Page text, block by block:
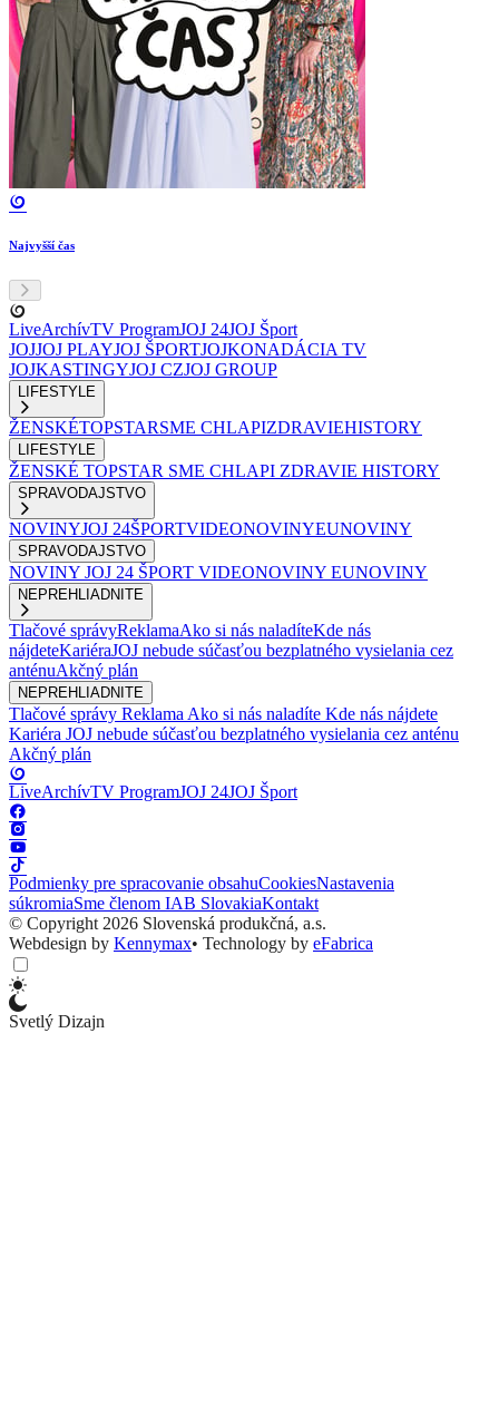
Najvyšší čas
LiveArchívTV ProgramJOJ 24JOJ Šport
JOJJOJ PLAYJOJ ŠPORTJOJKONADÁCIA TV
JOJKASTINGYJOJ CZJOJ GROUP
LIFESTYLE
ŽENSKÉTOPSTARSME CHLAPIZDRAVIEHISTORY
LIFESTYLE
ŽENSKÉ TOPSTAR SME CHLAPI ZDRAVIE HISTORY
SPRAVODAJSTVO
NOVINYJOJ 24ŠPORTVIDEONOVINYEUNOVINY
SPRAVODAJSTVO
NOVINY JOJ 24 ŠPORT VIDEONOVINY EUNOVINY
NEPREHLIADNITE
Tlačové správyReklamaAko si nás naladíteKde nás
nájdeteKariéraJOJ nebude súčasťou bezplatného vysielania cez
anténuAkčný plán
NEPREHLIADNITE
Tlačové správy Reklama Ako si nás naladíte Kde nás nájdete
Kariéra JOJ nebude súčasťou bezplatného vysielania cez anténu
Akčný plán
LiveArchívTV ProgramJOJ 24JOJ Šport
Podmienky pre spracovanie obsahuCookiesNastavenia
súkromiaSme členom IAB SlovakiaKontakt
© Copyright 2026 Slovenská produkčná, a.s.
Webdesign by Kennymax• Technology by eFabrica
Svetlý Dizajn